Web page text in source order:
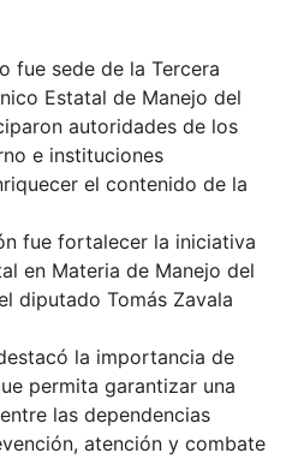
fue sede de la Tercera
Estatal de Manejo del
autoridades de los
e instituciones
el contenido de la
fue fortalecer la iniciativa
en Materia de Manejo del
diputado Tomás Zavala
la importancia de
permita garantizar una
las dependencias
atención y combate